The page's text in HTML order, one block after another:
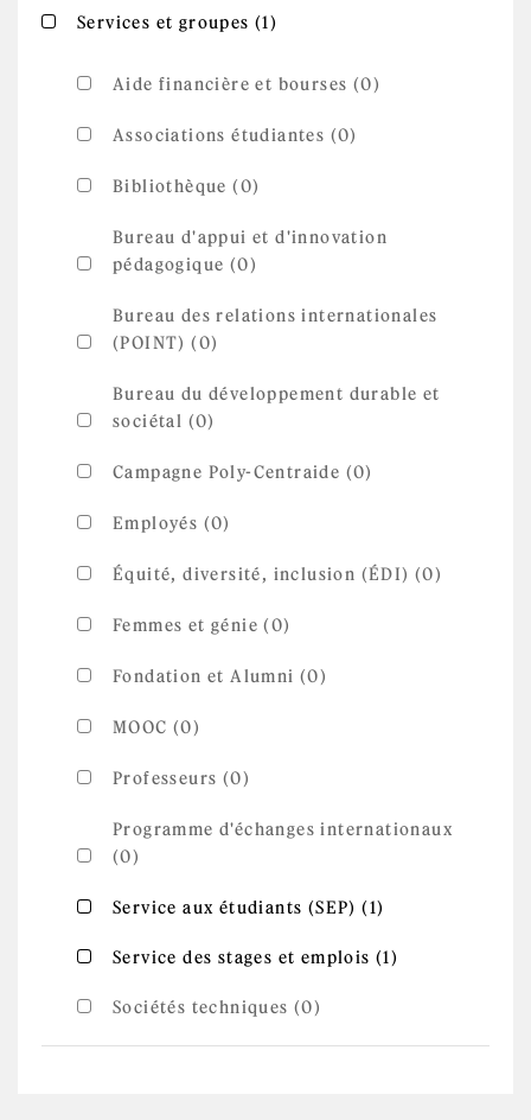
Apply Services et groupes filter
Services et groupes (1)
Aide financière et bourses (0)
Associations étudiantes (0)
Bibliothèque (0)
Bureau d'appui et d'innovation
pédagogique (0)
Bureau des relations internationales
(POINT) (0)
Bureau du développement durable et
sociétal (0)
Campagne Poly-Centraide (0)
Employés (0)
Équité, diversité, inclusion (ÉDI) (0)
Femmes et génie (0)
Fondation et Alumni (0)
MOOC (0)
Professeurs (0)
Programme d'échanges internationaux
(0)
Apply Service aux étudiants (SEP) filter
Service aux étudiants (SEP) (1)
(SEP) filter
Apply Service des stages et emplois filter
Service des stages et emplois (1)
Sociétés techniques (0)